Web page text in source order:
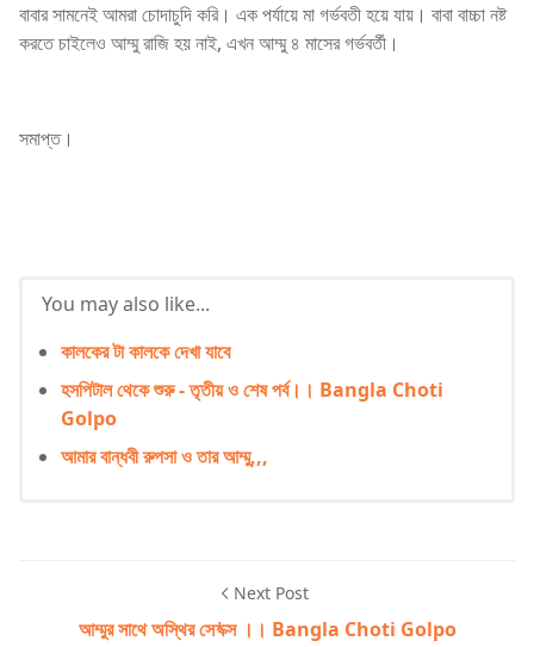
বাবার সামনেই আমরা চোদাচুদি করি। এক পর্যায়ে মা গর্ভবতী হয়ে যায়। বাবা বাচ্চা নষ্ট
করতে চাইলেও আম্মু রাজি হয় নাই, এখন আম্মু ৪ মাসের গর্ভবর্তী।
সমাপ্ত।
You may also like...
কালকের টা কালকে দেখা যাবে
হসপিটাল থেকে শুরু - তৃতীয় ও শেষ পর্ব।। Bangla Choti
Golpo
আমার বান্ধবী রুপসা ও তার আম্মু,,,
Next Post
আম্মুর সাথে অস্থির সে*ক্স ।। Bangla Choti Golpo